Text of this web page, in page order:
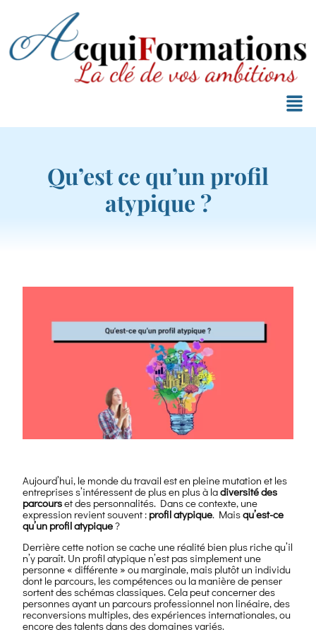
Qu’est ce qu’un profil
atypique ?
Aujourd’hui, le monde du travail est en pleine mutation et les
entreprises s’intéressent de plus en plus à ladiversité des
parcourset des personnalités. Dans ce contexte, une
expression revient souvent : profil atypique. Maisqu’est-ce
qu’un profil atypique?
Derrière cette notion se cache une réalité bien plus riche qu’il
n’y paraît. Un profil atypique n’est pas simplement une
personne « différente » ou marginale, mais plutôt un individu
dont le parcours, les compétences ou la manière de penser
sortent des schémas classiques. Cela peut concerner des
personnes ayant un parcours professionnel non linéaire, des
reconversions multiples, des expériences internationales, ou
encore des talents dans des domaines variés.